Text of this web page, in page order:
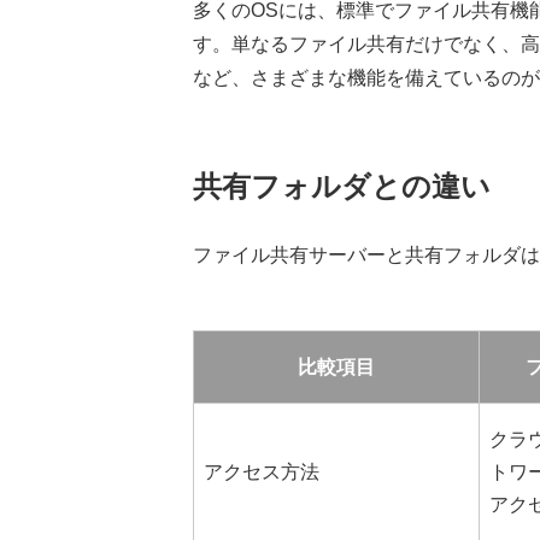
多くのOSには、標準でファイル共有
す。単なるファイル共有だけでなく、
など、さまざまな機能を備えているの
共有フォルダとの違い
ファイル共有サーバーと共有フォルダ
比較項目
アクセス方法
クラ
トワ
アク